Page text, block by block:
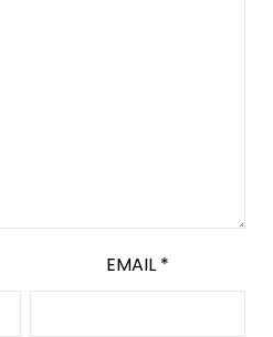
EMAIL *